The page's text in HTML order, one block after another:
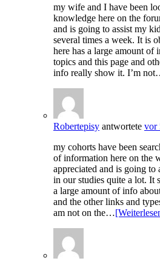
my wife and I have been
knowledge here on the
and is going to assist my
several times a week. It is
here has a large amount of
topics and this page and
info really show it. I’m
Robertepisy antwortete vor
my cohorts have been
of information here on the
appreciated and is going
in our studies quite a lot. It
a large amount of info
and the other links and
am not on the…